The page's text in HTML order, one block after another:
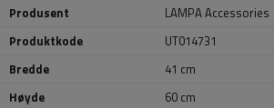
Produsent
LAMPA Accessories
Produktkode
UT014731
Bredde
41 cm
Høyde
60 cm